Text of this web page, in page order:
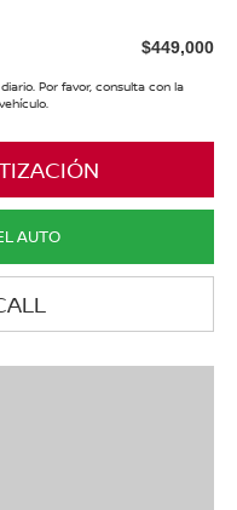
$449,000
Por favor, consulta con la
AUTO